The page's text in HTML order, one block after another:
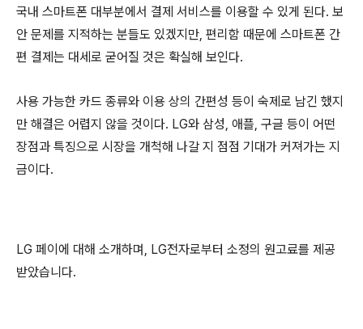
국내 스마트폰 대부분에서 결제 서비스를 이용할 수 있게 된다. 보
안 문제를 지적하는 분들도 있겠지만, 편리함 때문에 스마트폰 간
편 결제는 대세로 굳어질 것은 확실해 보인다.
사용 가능한 카드 종류와 이용 상의 간편성 등이 숙제로 남긴 했지
만 해결은 어렵지 않을 것이다. LG와 삼성, 애플, 구글 등이 어떤
장점과 특징으로 시장을 개척해 나갈 지 점점 기대가 커져가는 지
금이다.
LG 페이에 대해 소개하며, LG전자로부터 소정의 원고료를 제공
받았습니다.